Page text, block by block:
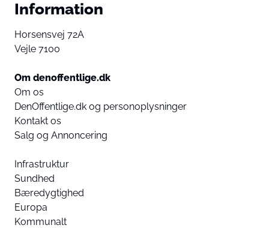
Information
Horsensvej 72A
Vejle 7100
Om denoffentlige.dk
Om os
DenOffentlige.dk og personoplysninger
Kontakt os
Salg og Annoncering
Infrastruktur
Sundhed
Bæredygtighed
Europa
Kommunalt